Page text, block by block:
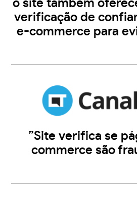
o site também
verificação de
e-commerce para
”Site verifica se
commerce são